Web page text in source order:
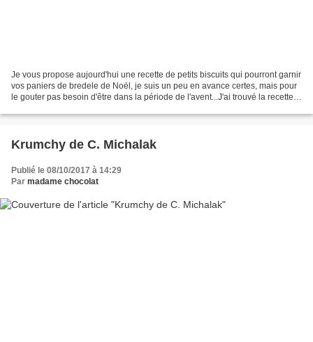
Je vous propose aujourd'hui une recette de petits biscuits qui pourront garnir
vos paniers de bredele de Noël, je suis un peu en avance certes, mais pour
le gouter pas besoin d'être dans la période de l'avent...J'ai trouvé la recette
Krumchy de C. Michalak
Publié le 08/10/2017 à 14:29
Par madame chocolat